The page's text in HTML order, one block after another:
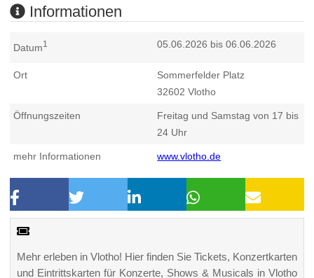
Informationen
Datum1 05.06.2026 bis 06.06.2026
Ort
Sommerfelder Platz
32602 Vlotho
Öffnungszeiten
Freitag und Samstag von 17 bis
24 Uhr
mehr Informationen www.vlotho.de
Mehr erleben in Vlotho! Hier finden Sie Tickets, Konzertkarten
und Eintrittskarten für Konzerte, Shows & Musicals in Vlotho